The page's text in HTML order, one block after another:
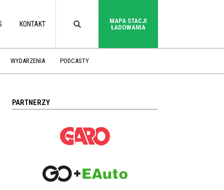
KONTAKT
MAPA STACJI
ŁADOWANIA
WYDARZENIA PODCASTY
PARTNERZY